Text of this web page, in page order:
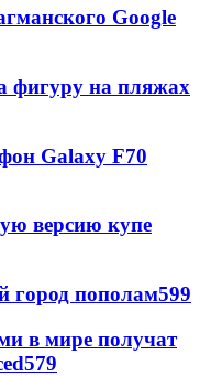
Google
фигуру на пляжах
Galaxy F70
версию купе
город пополам599
в мире получат
579